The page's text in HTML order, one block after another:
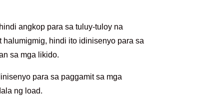
angkop para sa tuluy-tuloy na
hindi ito idinisenyo para sa
sa mga likido.
para sa paggamit sa mga
ng load.